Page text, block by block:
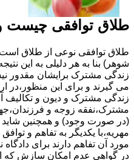
طلاق توافقی چیست
طلاق توافقی نوعی از طلاق
شوهر) بنا به هر دلیلی به این
زندگی مشترک برایشان مقدور
می گیرند و برای این منظور،در
زندگی مشترک و دیون و تکالیف
مشترک،نفقه زوجه و
(در صورت وجود) و همچنین شاید
مهریه،با یکدیگر به تفاهم و
مورد آن تفاهم دارند برای
در گواهی عدم امکان سازش که